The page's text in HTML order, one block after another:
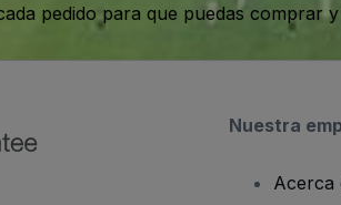
pedido para que puedas comprar
Nuestra
Acerca